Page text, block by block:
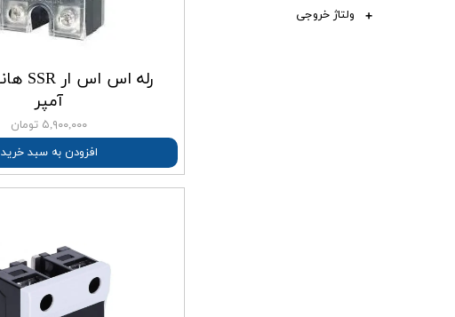
سنسور های صنعتی
کنتاکتور و رله الکترونیکی
ولتاژ خروجی
آمپر
۵,۹۰۰,۰۰۰ تومان
افزودن به سبد خرید